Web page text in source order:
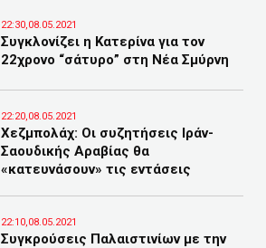
22:30,08.05.2021
Συγκλονίζει η Κατερίνα για τον
22χρονο “σάτυρο” στη Νέα Σμύρνη
22:20,08.05.2021
Χεζμπολάχ: Οι συζητήσεις Ιράν-
Σαουδικής Αραβίας θα
«κατευνάσουν» τις εντάσεις
22:10,08.05.2021
Συγκρούσεις Παλαιστινίων με την